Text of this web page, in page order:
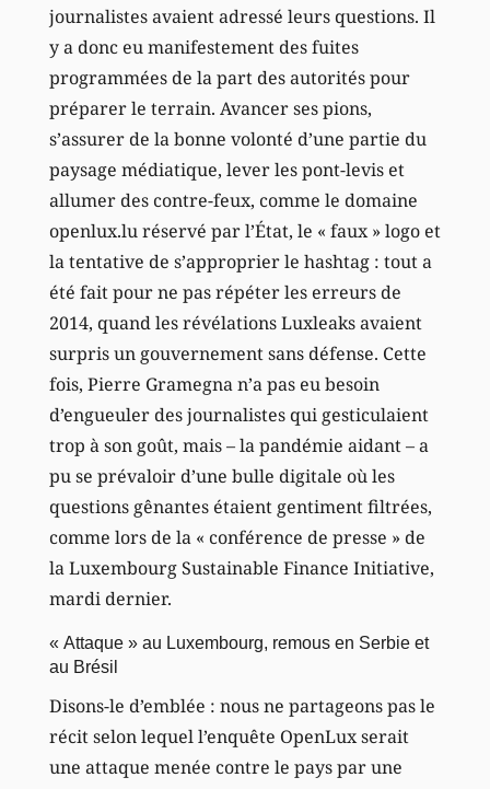
journalistes avaient adressé leurs questions. Il
y a donc eu manifestement des fuites
programmées de la part des autorités pour
préparer le terrain. Avancer ses pions,
s’assurer de la bonne volonté d’une partie du
paysage médiatique, lever les pont-levis et
allumer des contre-feux, comme le domaine
openlux.lu réservé par l’État, le « faux » logo et
la tentative de s’approprier le hashtag : tout a
été fait pour ne pas répéter les erreurs de
2014, quand les révélations Luxleaks avaient
surpris un gouvernement sans défense. Cette
fois, Pierre Gramegna n’a pas eu besoin
d’engueuler des journalistes qui gesticulaient
trop à son goût, mais – la pandémie aidant – a
pu se prévaloir d’une bulle digitale où les
questions gênantes étaient gentiment filtrées,
comme lors de la « conférence de presse » de
la Luxembourg Sustainable Finance Initiative,
mardi dernier.
« Attaque » au Luxembourg, remous en Serbie et
au Brésil
Disons-le d’emblée : nous ne partageons pas le
récit selon lequel l’enquête OpenLux serait
une attaque menée contre le pays par une